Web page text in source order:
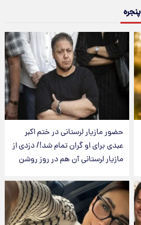
پنجره
حضور مازیار لرستانی در ختم اکبر
عبدی برای او گران تمام شد!/ دزدی از
مازیار لرستانی آن هم در روز روشن